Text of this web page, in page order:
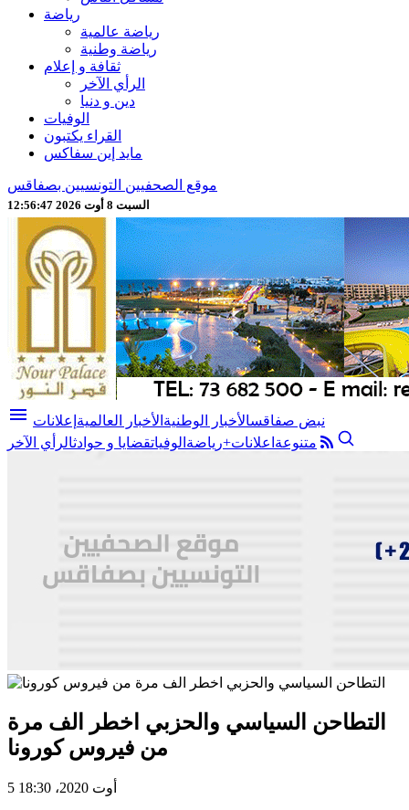
رياضة
رياضة عالمية
رياضة وطنية
ثقافة و إعلام
الرأي الآخر
دين و دنيا
الوفيات
القراء يكتبون
مايد إين سفاكس
موقع الصحفيين التونسيين بصفاقس
السبت 8 أوت 2026 12:56:48
menu نبض صفاقسالأخبار الوطنية الأخبار العالمية إعلانات
متنوعة اعلانات+رياضة الوفياتقضايا و حوادثالرأي الآخر
التطاحن السياسي والحزبي اخطر الف مرة
من فيروس كورونا
5 أوت 2020، 18:30